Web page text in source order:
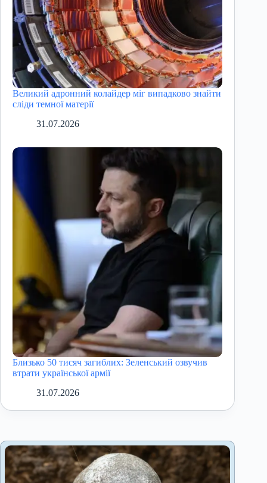
Великий адронний колайдер міг випадково знайти
сліди темної матерії
31.07.2026
Близько 50 тисяч загиблих: Зеленський озвучив
втрати української армії
31.07.2026